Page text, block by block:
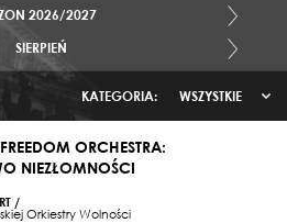
2026/2027
SIERPIEŃ
KATEGORIA: WSZYSTKIE
ORCHESTRA:
NIEZŁOMNOŚCI
/
Orkiestry Wolności